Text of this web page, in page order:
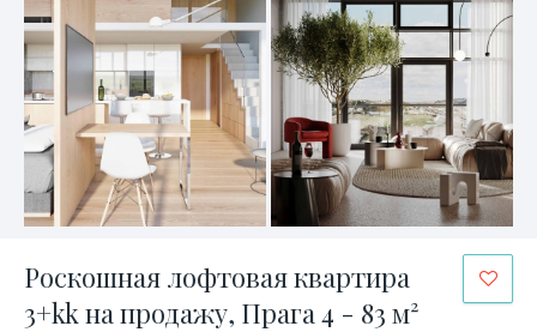
Роскошная лофтовая квартира
3+kk на продажу, Прага 4 - 83 м²